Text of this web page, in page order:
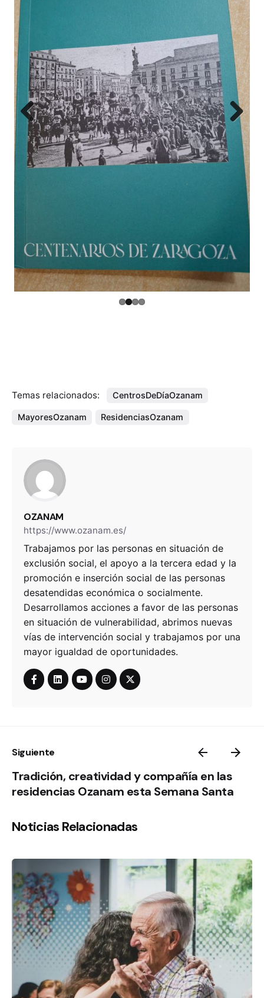
Previ
ous
Next
Temas relacionados: CentrosDeDíaOzanam
MayoresOzanam ResidenciasOzanam
OZANAM
https://www.ozanam.es/
Trabajamos por las personas en situación de
exclusión social, el apoyo a la tercera edad y la
promoción e inserción social de las personas
desatendidas económica o socialmente.
Desarrollamos acciones a favor de las personas
en situación de vulnerabilidad, abrimos nuevas
vías de intervención social y trabajamos por una
mayor igualdad de oportunidades.
Siguiente
Tradición, creatividad y compañía en las
residencias Ozanam esta Semana Santa
Noticias Relacionadas